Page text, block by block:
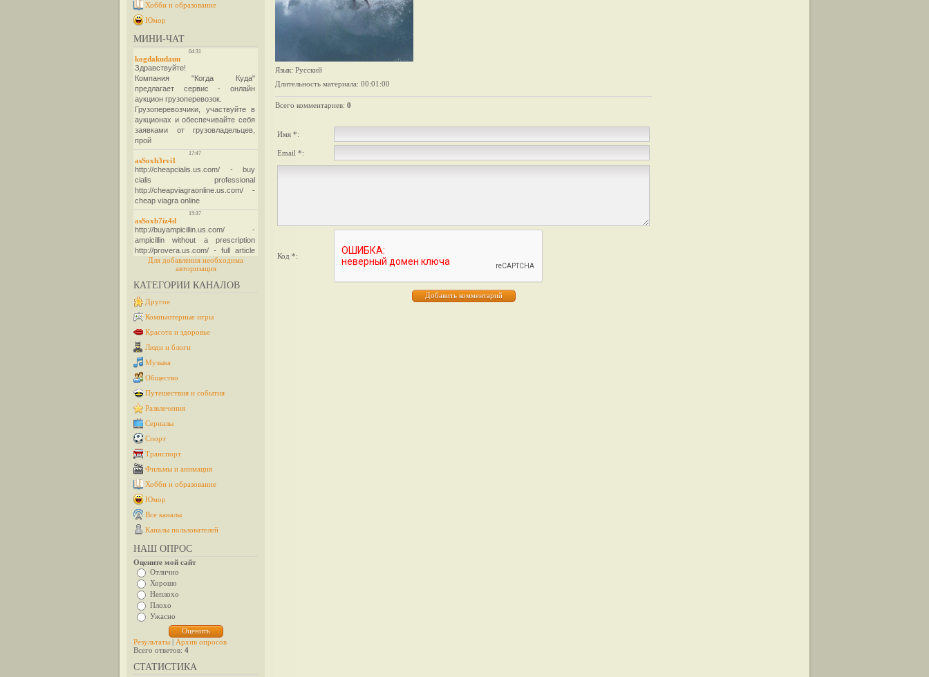
Хобби и образование
Юмор
МИНИ-ЧАТ
Для добавления необходима
авторизация
КАТЕГОРИИ КАНАЛОВ
Другое
Компьютерные игры
Красота и здоровье
Люди и блоги
Музыка
Общество
Путешествия и события
Развлечения
Сериалы
Спорт
Транспорт
Фильмы и анимация
Хобби и образование
Юмор
Все каналы
Каналы пользователей
НАШ ОПРОС
Оцените мой сайт
Отлично
Хорошо
Неплохо
Плохо
Ужасно
Результаты | Архив опросов
Всего ответов: 4
СТАТИСТИКА
Язык: Русский
Длительность материала: 00:01:00
Всего комментариев: 0
Имя *:
Email *:
Код *: